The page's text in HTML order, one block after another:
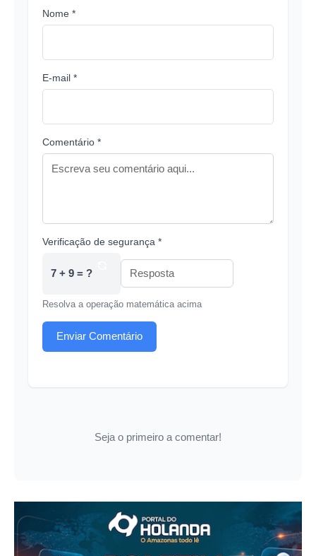
Nome *
E-mail *
Comentário *
Verificação de segurança *
7 + 9 = ?
Resolva a operação matemática acima
Enviar Comentário
Seja o primeiro a comentar!